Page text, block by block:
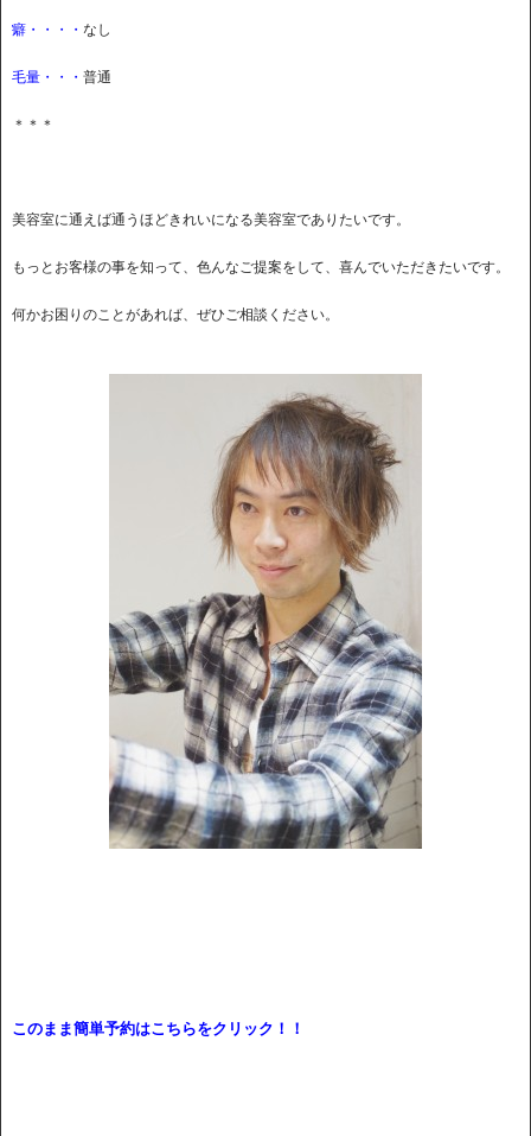
癖・・・・ なし
毛量・・・ 普通
＊＊＊
美容室に通えば通うほどきれいになる美容室でありたいです。
もっとお客様の事を知って、色んなご提案をして、喜んでいただきたいです。
何かお困りのことがあれば、ぜひご相談ください。
このまま簡単予約はこちらをクリック！！